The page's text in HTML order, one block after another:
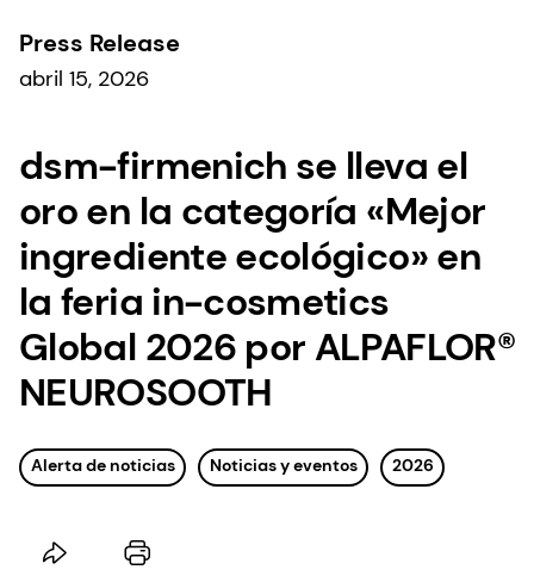
Press Release
abril 15, 2026
dsm-firmenich se lleva el
oro en la categoría «Mejor
ingrediente ecológico» en
la feria in-cosmetics
Global 2026 por ALPAFLOR®
NEUROSOOTH
Alerta de noticias Noticias y eventos 2026